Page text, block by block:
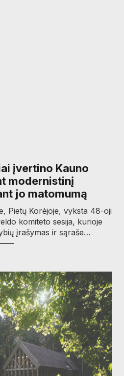
įvertino Kauno
modernistinį
jo matomumą
Pietų Korėjoje, vyksta 48-oji
komiteto sesija, kurioje
įrašymas ir sąraše…